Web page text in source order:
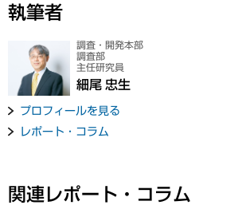
執筆者
調査・開発本部
調査部
主任研究員
細尾 忠生
プロフィールを見る
レポート・コラム
関連レポート・コラム